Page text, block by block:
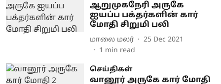
ஆறுமுகநேரி அருகே
ஐயப்ப பக்தர்களின் கார்
மோதி சிறுமி பலி
மாலை மலர்
25 Dec 2021
1 min read
செய்திகள்
வானூர் அருகே கார் மோதி